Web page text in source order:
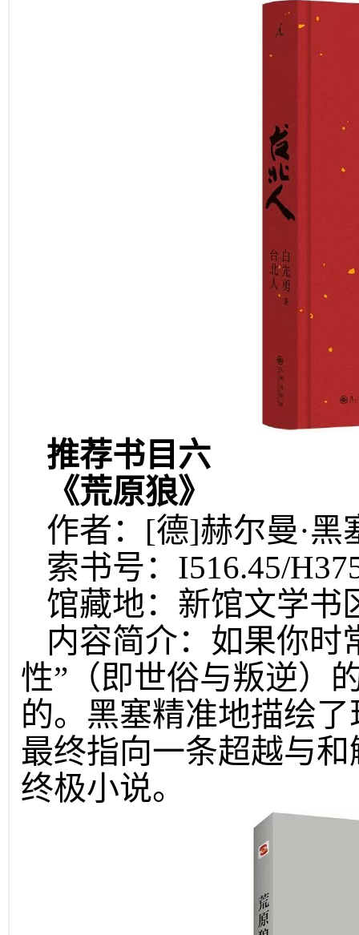
推荐书目六
《荒原狼》
作者：[德]赫尔曼·黑
索书号：I516.45/
馆藏地：新馆文学
内容简介：如果你时
性”（即世俗与叛逆）
的。黑塞精准地描绘
最终指向一条超越与
终极小说。